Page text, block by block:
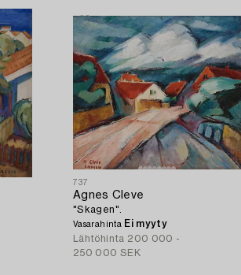
737
Agnes Cleve
"Skagen".
Vasarahinta Ei myyty
Lähtöhinta 200 000 -
250 000 SEK